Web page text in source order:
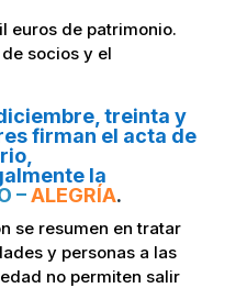
euros de patrimonio.
socios y el
treinta y
firman el acta de
la
–ALEGRÍA.
se resumen en tratar
y personas a las
no permiten salir